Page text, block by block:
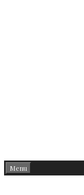
Menu